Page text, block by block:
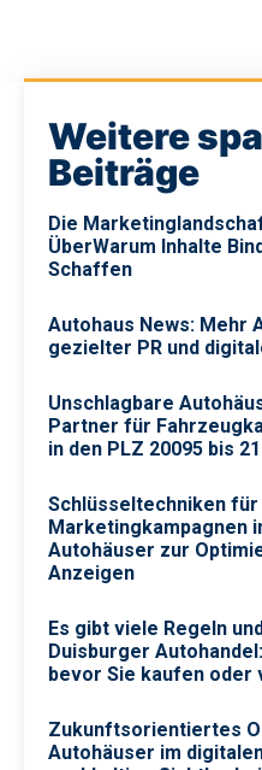
Weitere
Beiträge
Die
ÜberWarum Inhalte
Schaffen
Autohaus News: Mehr
gezielter PR und
Unschlagbare
Partner für
in den PLZ 20095 bis
Schlüsseltechniken
Marketingkampagnen
Autohäuser zur
Anzeigen
Es gibt viele Regeln
Duisburger
bevor Sie kaufen oder
Zukunftsorientiertes
Autohäuser im